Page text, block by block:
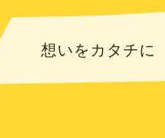
想いをカタチに